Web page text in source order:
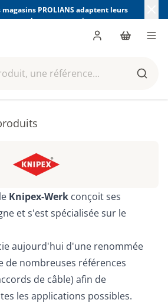
PROLIANS adaptent leurs
ceux de votre magasin avant votre
une référence...
Panier
Knipex-Werk conçoit ses
et s'est spécialisée sur le
aujourd'hui d'une renommée
de nombreuses références
de câble) afin de
les applications possibles.